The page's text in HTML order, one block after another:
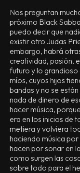
Nos preguntan
próximo Black
puedo decir que
existir otro Judas
embargo, habrá
creatividad, pasión,
futuro y lo
míos, cuyos hijos
bandas y no se
nada de dinero de
hacer música,
era en los inicios de
metiera y volviera
haciendo música
hacen por sonar en
como surgen las
sobre todo para el